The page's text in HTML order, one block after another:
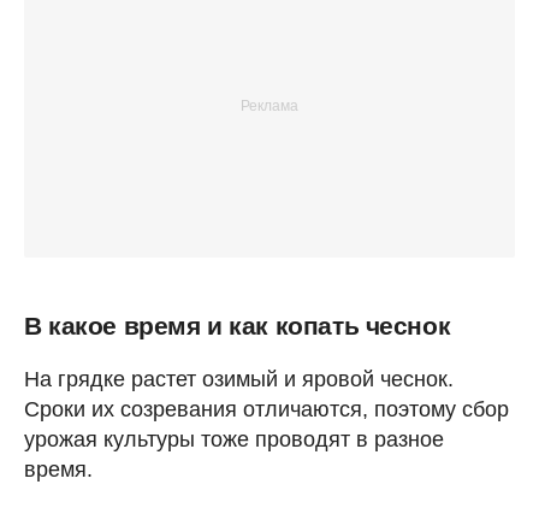
В какое время и как копать чеснок
На грядке растет озимый и яровой чеснок.
Сроки их созревания отличаются, поэтому сбор
урожая культуры тоже проводят в разное
время.